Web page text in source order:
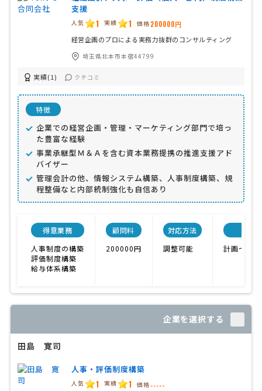
支援
人気 1 実績 1 価格 200000円
経営企画のプロによる実務力抜群のコンサルティング
埼玉県北本市本宿44799
実績(1) クチコミ
特徴
企業での経営企画・管理・マーケティング部門で培っ
た豊富な経験
事業承継型Ｍ＆Ａを含む資本業務提携の推進支援アド
バイザー
管理会計の他、情報システム構築、人事制度構築、規
程整備なと内部統制強化も自信あり
得意業務
人事制度の構築
評価制度構築
給与体系構築
顧問料
200000円
対応方法
調整可能
計画〜実
企業を選択する
田島 寛司
人事・評価制度構築
人気 1 実績 1 価格 -----